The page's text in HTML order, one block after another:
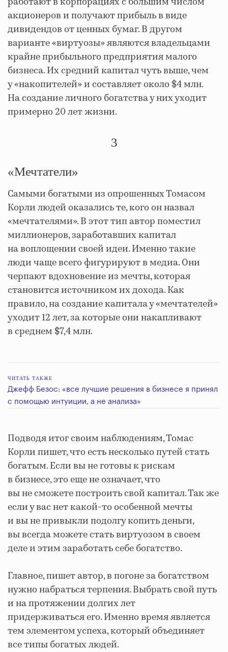
акционеров и получают прибыль в виде
дивидендов от ценных бумаг. В другом
варианте «виртуозы» являются владельцами
крайне прибыльного предприятия малого
бизнеса. Их средний капитал чуть выше, чем
у «накопителей» и составляет около $4 млн.
На создание личного богатства у них уходит
примерно 20 лет жизни.
3
«Мечтатели»
Самыми богатыми из опрошенных Томасом
Корли людей оказались те, кого он назвал
«мечтателями». В этот тип автор поместил
миллионеров, заработавших капитал
на воплощении своей идеи. Именно такие
люди чаще всего фигурируют в медиа. Они
черпают вдохновение из мечты, которая
становится источником их дохода. Как
правило, на создание капитала у «мечтателей»
уходит 12 лет, за которые они накапливают
в среднем $7,4 млн.
ЧИТАТЬ ТАКЖЕ
Джефф Безос: «все лучшие решения в бизнесе я принял
с помощью интуиции, а не анализа»
Подводя итог своим наблюдениям, Томас
Корли пишет, что есть несколько путей стать
богатым. Если вы не готовы к рискам
в бизнесе, это еще не означает, что
вы не сможете построить свой капитал. Так же
если у вас нет какой-то особенной мечты
и вы не привыкли подолгу копить деньги,
вы всегда можете стать виртуозом в своем
деле и этим заработать себе богатство.
Главное, пишет автор, в погоне за богатством
нужно набраться терпения. Выбрать свой путь
и на протяжении долгих лет
придерживаться его. Именно время является
тем элементом успеха, который объединяет
все типы богатых людей.